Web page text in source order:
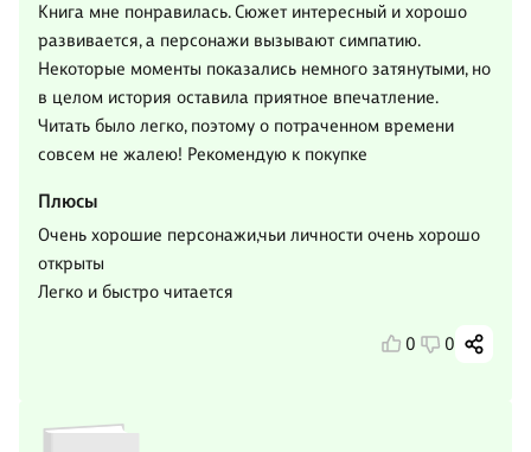
Книга мне понравилась. Сюжет интересный и хорошо
развивается, а персонажи вызывают симпатию.
Некоторые моменты показались немного затянутыми, но
в целом история оставила приятное впечатление.
Читать было легко, поэтому о потраченном времени
совсем не жалею! Рекомендую к покупке
Плюсы
Очень хорошие персонажи,чьи личности очень хорошо
открыты
Легко и быстро читается
0 0